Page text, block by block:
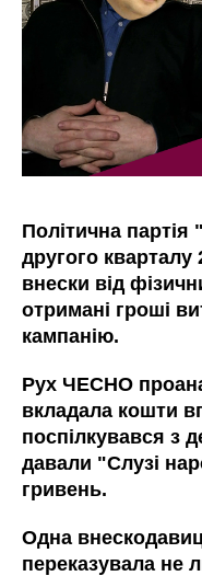
Політична
другого кварталу
внески від
отримані гроші
кампанію.
Рух ЧЕСНО
вкладала кошти
поспілкувався з
давали "Слузі
гривень.
Одна
переказувала не